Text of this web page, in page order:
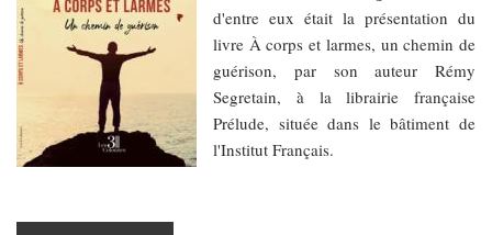
d'entre eux était la présentation du
livre À corps et larmes, un chemin de
guérison, par son auteur Rémy
Segretain, à la librairie française
Prélude, située dans le bâtiment de
l'Institut Français.